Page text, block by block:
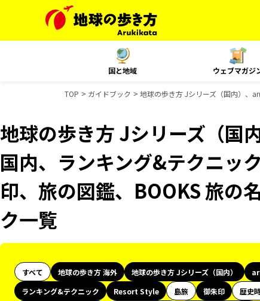
国と地域 ウェブマガジ
TOP ガイドブック 地球の歩き方 Jシリーズ（国内）、
地球の歩き方 Jシリーズ（国
国内、ランキング&テクニッ
印、旅の図鑑、BOOKS 旅の
ク一覧
すべて 地球の歩き方 海外 地球の歩き方 Jシリーズ（国内）
ランキング&テクニック
Resort Style 島旅 御朱印 歴史